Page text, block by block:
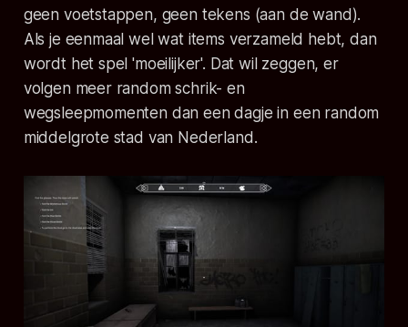
geen voetstappen, geen tekens (aan de wand).
Als je eenmaal wel wat items verzameld hebt, dan
wordt het spel 'moeilijker'. Dat wil zeggen, er
volgen meer random schrik- en
wegsleepmomenten dan een dagje in een random
middelgrote stad van Nederland.